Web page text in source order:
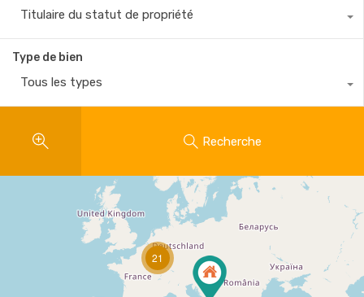
Titulaire du statut de propriété
Type de bien
Tous les types
Recherche
21